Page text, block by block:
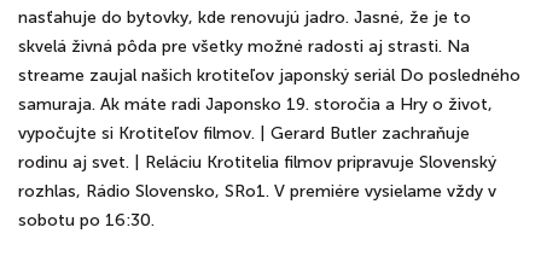
nasťahuje do bytovky, kde renovujú jadro. Jasné, že je to
skvelá živná pôda pre všetky možné radosti aj strasti. Na
streame zaujal našich krotiteľov japonský seriál Do posledného
samuraja. Ak máte radi Japonsko 19. storočia a Hry o život,
vypočujte si Krotiteľov filmov. | Gerard Butler zachraňuje
rodinu aj svet. | Reláciu Krotitelia filmov pripravuje Slovenský
rozhlas, Rádio Slovensko, SRo1. V premiére vysielame vždy v
sobotu po 16:30.